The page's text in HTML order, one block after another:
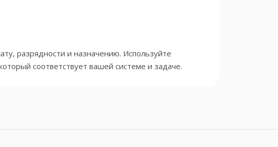
разрядности и назначению. Используйте
соответствует вашей системе и задаче.